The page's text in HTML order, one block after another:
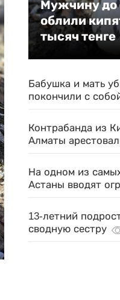
Мужчину до
облили
тысяч тенге
Бабушка и мать
покончили с
Контрабанда из
Алматы
На одном из
Астаны вводят
13-летний
сводную сестру